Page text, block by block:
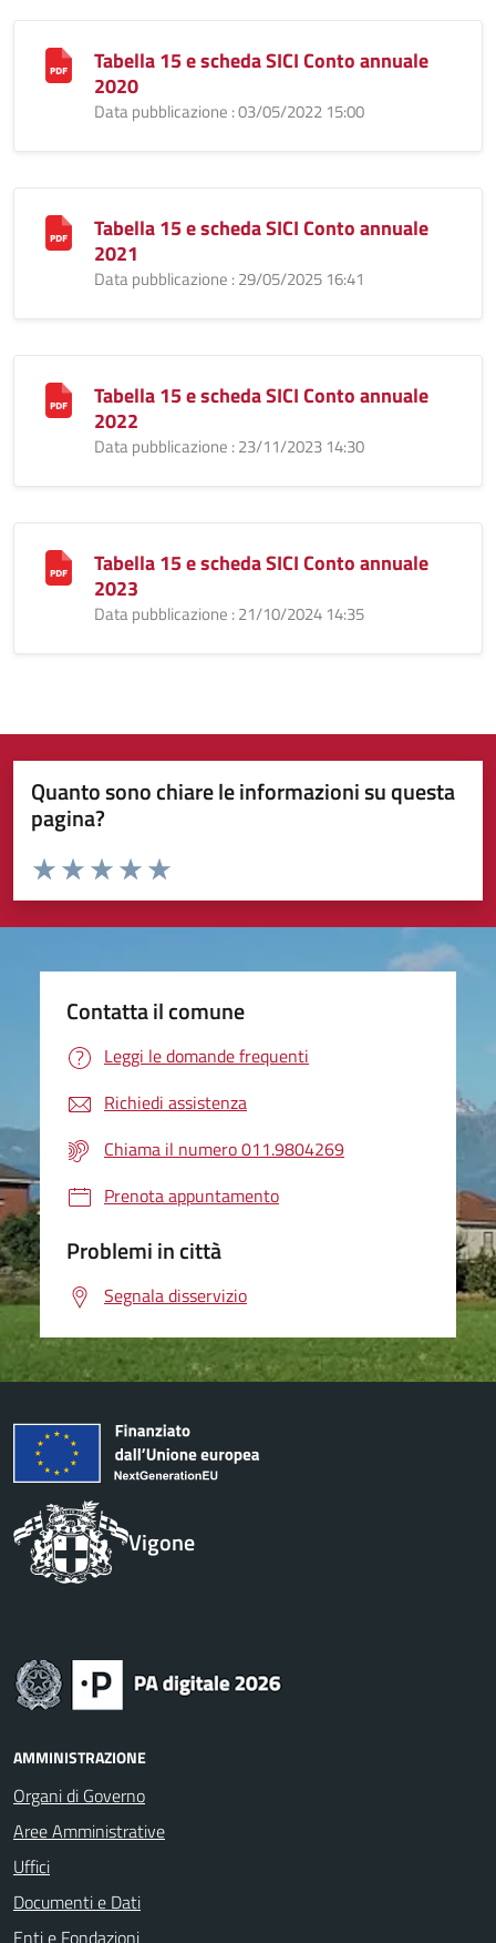
Tabella 15 e scheda SICI Conto annuale
2020
Data pubblicazione : 03/05/2022 15:00
Tabella 15 e scheda SICI Conto annuale
2021
Data pubblicazione : 29/05/2025 16:41
Tabella 15 e scheda SICI Conto annuale
2022
Data pubblicazione : 23/11/2023 14:30
Tabella 15 e scheda SICI Conto annuale
2023
Data pubblicazione : 21/10/2024 14:35
Quanto sono chiare le informazioni su questa
pagina?
Valuta da 1 a 5 stelle la pagina
Valuta 5 stelle su 5
Valuta 4 stelle su 5
Valuta 3 stelle su 5
Valuta 2 stelle su 5
Valuta 1 stelle su 5
Contatta il comune
Leggi le domande frequenti
Richiedi assistenza
Chiama il numero 011.9804269
Prenota appuntamento
Problemi in città
Segnala disservizio
Vigone
AMMINISTRAZIONE
Organi di Governo
Aree Amministrative
Uffici
Documenti e Dati
Enti e Fondazioni